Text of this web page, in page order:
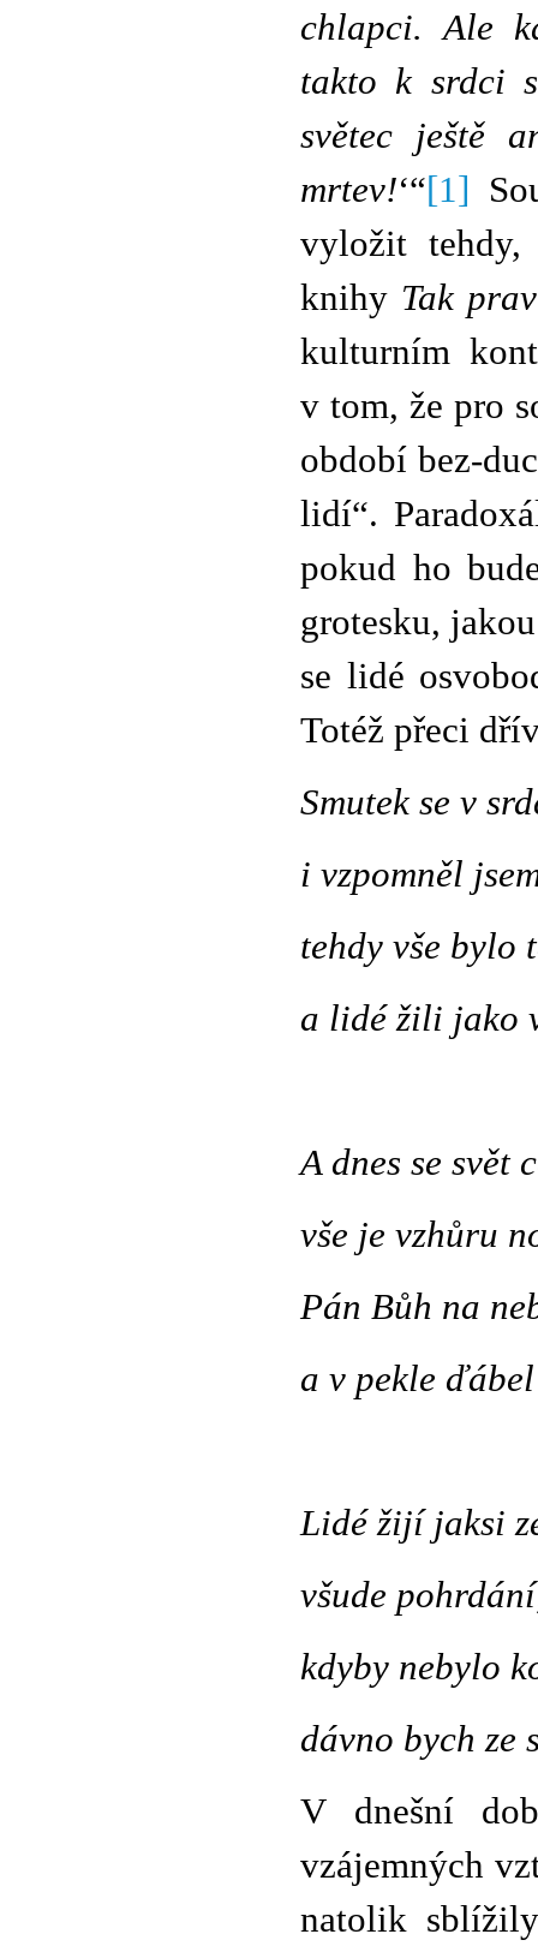
chlapci. Ale
takto k srdci
světec ještě
mrtev!‘“[1]
vyložit tehdy,
knihy Tak
kulturním
v tom, že pro
období bez-
lidí“.
pokud ho
grotesku,
se lidé
Totéž přeci
Smutek se v
i vzpomněl
tehdy vše bylo
a lidé žili jako
A dnes se svět
vše je vzhůru
Pán Bůh na
a v pekle
Lidé žijí jaksi
všude
kdyby nebylo
dávno bych ze
V dnešní
vzájemných
natolik